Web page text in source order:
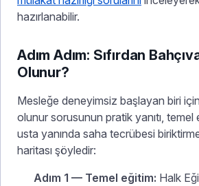
hazırlanabilir.
Adım Adım: Sıfırdan
Olunur?
Mesleğe deneyimsiz başlayan biri
olunur sorusunun pratik yanıtı, temel
usta yanında saha tecrübesi
haritası şöyledir:
Adım 1 — Temel eğitim: Halk